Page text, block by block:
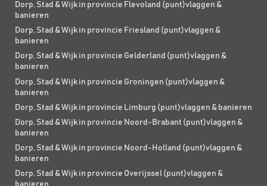
Dorp, Stad & Wijk in provincie Flevoland (punt)vlaggen &
banieren
Dorp, Stad & Wijk in provincie Friesland (punt)vlaggen &
banieren
Dorp, Stad & Wijk in provincie Gelderland (punt)vlaggen &
banieren
Dorp, Stad & Wijk in provincie Groningen (punt)vlaggen &
banieren
Dorp, Stad & Wijk in provincie Limburg (punt)vlaggen & banieren
Dorp, Stad & Wijk in provincie Noord-Brabant (punt)vlaggen &
banieren
Dorp, Stad & Wijk in provincie Noord-Holland (punt)vlaggen &
banieren
Dorp, Stad & Wijk in provincie Overijssel (punt)vlaggen &